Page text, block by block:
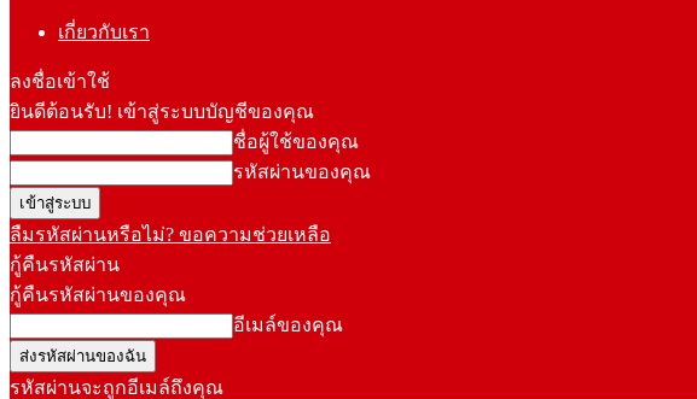
เกี่ยวกับเรา
ลงชื่อเข้าใช้
ยินดีต้อนรับ! เข้าสู่ระบบบัญชีของคุณ
ชื่อผู้ใช้ของคุณ
รหัสผ่านของคุณ
ลืมรหัสผ่านหรือไม่? ขอความช่วยเหลือ
กู้คืนรหัสผ่าน
กู้คืนรหัสผ่านของคุณ
อีเมล์ของคุณ
รหัสผ่านจะถูกอีเมล์ถึงคุณ